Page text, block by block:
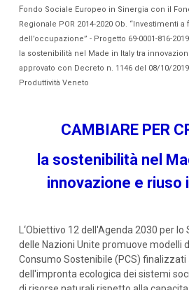
Fondo Sociale Europeo in Sinergia con il
Regionale POR 2014-2020 Ob. “Investimenti
dell’occupazione” - Progetto 69-0001-816-2019:
la sostenibilità nel Made in Italy tra
approvato con Decreto n. 1146 del 08/10/
Produttività Veneto
CAMBIARE PER
la sostenibilità nel
innovazione e riuso
L‘Obiettivo 12 dell'Agenda 2030 per lo
delle Nazioni Unite promuove modelli
Consumo Sostenibile (PCS) finalizzati
dell'impronta ecologica dei sistemi